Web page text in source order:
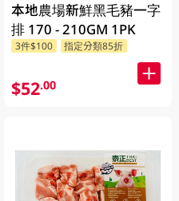
本地農場新鮮黑毛豬一字
排 170 - 210GM 1PK
3件$100 指定分類85折
$52.00